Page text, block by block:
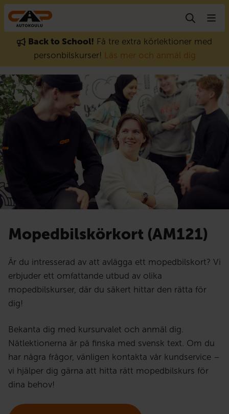
Gå till innehåll
Back to School! Få tre extra körlektioner med
personbilskurser! Läs mer och anmäl dig
Mopedbilskörkort (AM121)
Är du intresserad av att avlägga ett mopedbilskort? Vi
erbjuder ett omfattande utbud av olika
mopedbilskurser, där du säkert hittar den rätta för
dig!
Bekanta dig med kursurvalet och anmäl dig.
Nätlektionerna är på finska med svensk text. Om du
har några frågor, vänligen kontakta vår kundservice –
vi hjälper dig gärna att hitta rätt mopedbilskurs för
dina behov!